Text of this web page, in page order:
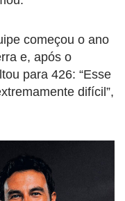
começou o ano
e, após o
para 426: “Esse
difícil”,